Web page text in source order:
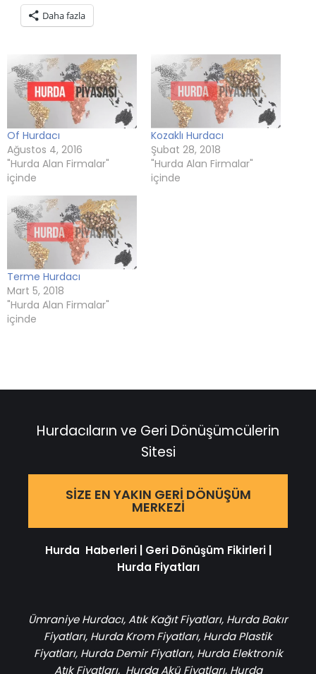
tıklayın
(Yeni
pencerede
için
tıklayın
(Yeni
Daha fazla
Of Hurdacı
Ağustos 4, 2016
"Hurda Alan Firmalar"
içinde
Kozaklı Hurdacı
Şubat 28, 2018
"Hurda Alan Firmalar"
içinde
Terme Hurdacı
Mart 5, 2018
"Hurda Alan Firmalar"
içinde
Hurdacıların ve Geri Dönüşümcülerin
Sitesi
SIZE EN YAKIN GERI DÖNÜŞÜM
MERKEZI
Hurda Haberleri| Geri Dönüşüm Fikirleri|
Hurda Fiyatları
Ümraniye Hurdacı,Atık Kağıt Fiyatları, Hurda Bakır
Fiyatları, Hurda Krom Fiyatları, Hurda Plastik
Fiyatları, Hurda Demir Fiyatları, Hurda Elektronik
Atık Fiyatları, Hurda Akü Fiyatları,Hurda